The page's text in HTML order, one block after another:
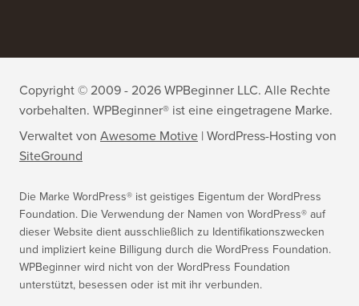
WP Mail SMTP
Smash Balloon
SeedProd
Nameboy
RafflePress
PushEngage
WP Charitable
Copyright © 2009 - 2026 WPBeginner LLC. Alle Rechte
vorbehalten. WPBeginner® ist eine eingetragene Marke.
Verwaltet vonAwesome Motive| WordPress-Hosting